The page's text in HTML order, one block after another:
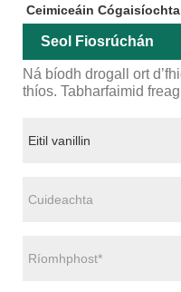
Ceimiceáin Cógaisíochta
Seol Fiosrúchán
Ná bíodh drogall ort
thíos. Tabharfaimid